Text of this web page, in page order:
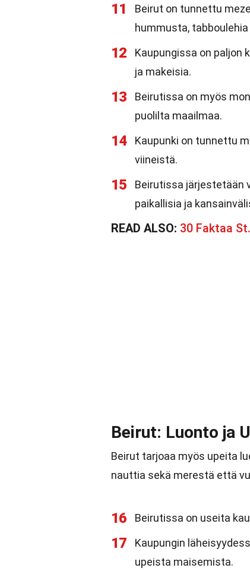
11
Beirut on tunnettu
hummusta,
12
Kaupungissa on paljon
ja makeisia.
13
Beirutissa on myös
puolilta maailmaa.
14
Kaupunki on tunnettu
viineistä.
15
Beirutissa järjestetään
paikallisia ja
READ ALSO: 30 Faktaa
Beirut: Luonto ja
Beirut tarjoaa myös upeita
nauttia sekä merestä että
16 Beirutissa on useita
17
Kaupungin
upeista maisemista.